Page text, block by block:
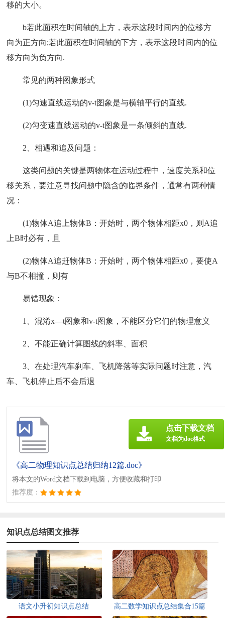
移的大小。
b若此面积在时间轴的上方，表示这段时间内的位移方
向为正方向;若此面积在时间轴的下方，表示这段时间内的位
移方向为负方向.
常见的两种图象形式
(1)匀速直线运动的v-t图象是与横轴平行的直线.
(2)匀变速直线运动的v-t图象是一条倾斜的直线.
2、相遇和追及问题：
这类问题的关键是两物体在运动过程中，速度关系和位
移关系，要注意寻找问题中隐含的临界条件，通常有两种情
况：
(1)物体A追上物体B：开始时，两个物体相距x0，则A追
上B时必有，且
(2)物体A追赶物体B：开始时，两个物体相距x0，要使A
与B不相撞，则有
易错现象：
1、混淆x—t图象和v-t图象，不能区分它们的物理意义
2、不能正确计算图线的斜率、面积
3、在处理汽车刹车、飞机降落等实际问题时注意，汽
车、飞机停止后不会后退
《高二物理知识点总结归纳12篇.doc》
将本文的Word文档下载到电脑，方便收藏和打印
推荐度：
点击下载文档
文档为doc格式
知识点总结图文推荐
语文小升初知识点总结 高二数学知识点总结集合15篇